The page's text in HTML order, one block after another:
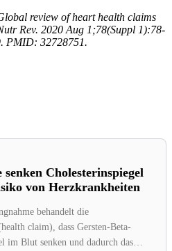
review of heart health claims
Rev. 2020 Aug 1;78(Suppl 1):78-
PMID: 32728751.
Cholesterinspiegel
von Herzkrankheiten
behandelt die
claim), dass Gersten-Beta-
im Blut senken und dadurch das